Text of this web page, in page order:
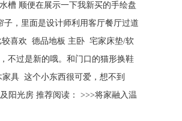
槽 顺便在展示一下我新买的手绘盘
，里面是设计师利用客厅餐厅过道
较喜欢 德品地板 主卧 宅家床垫/软
不过是新的哦。和门口的猫形换鞋
具 这个小东西很可爱，想不到
阳光房 推荐阅读： >>>将家融入温